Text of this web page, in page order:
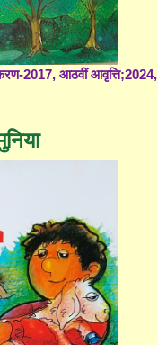
2017, आठवीं आवृत्ति;2024,